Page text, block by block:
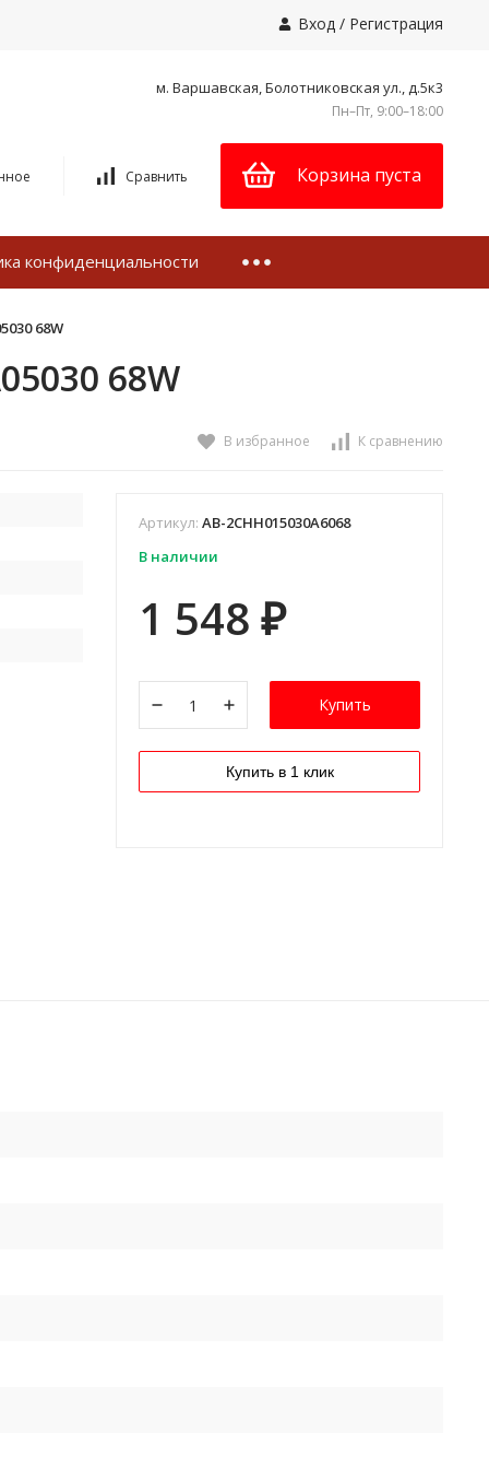
Вход / Регистрация
м. Варшавская, Болотниковская ул., д.5к3
Пн–Пт, 9:00–18:00
Сравнить Корзина пуста
конфиденциальности
68W
68W
В избранное К сравнению
Артикул: AB-2CHH015030A6068
В наличии
1 548 ₽
Купить
Купить в 1 клик